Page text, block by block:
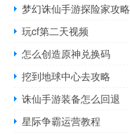
梦幻诛仙手游探险家攻略
玩cf第二天视频
怎么创造原神兑换码
挖到地球中心去攻略
诛仙手游装备怎么回退
星际争霸运营教程